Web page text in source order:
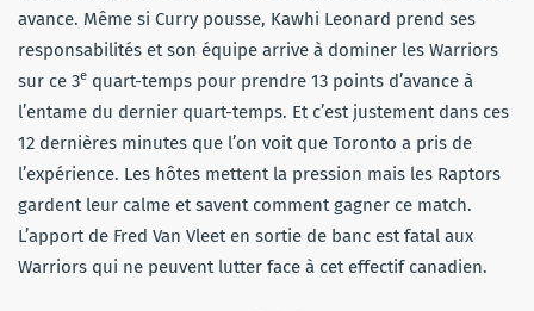
avance. Même si Curry pousse, Kawhi Leonard prend ses
responsabilités et son équipe arrive à dominer les Warriors
sur ce 3e quart-temps pour prendre 13 points d’avance à
l’entame du dernier quart-temps. Et c’est justement dans ces
12 dernières minutes que l’on voit que Toronto a pris de
l’expérience. Les hôtes mettent la pression mais les Raptors
gardent leur calme et savent comment gagner ce match.
L’apport de Fred Van Vleet en sortie de banc est fatal aux
Warriors qui ne peuvent lutter face à cet effectif canadien.